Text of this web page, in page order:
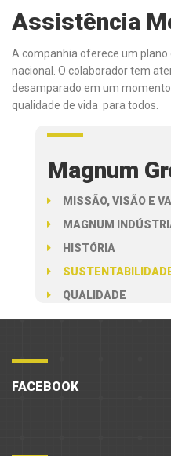
Assistência
A companhia oferece um
nacional. O colaborador tem
desamparado em um
qualidade de vida para todos.
Magnum
MISSÃO, VISÃO E
MAGNUM
HISTÓRIA
QUALIDADE
FACEBOOK